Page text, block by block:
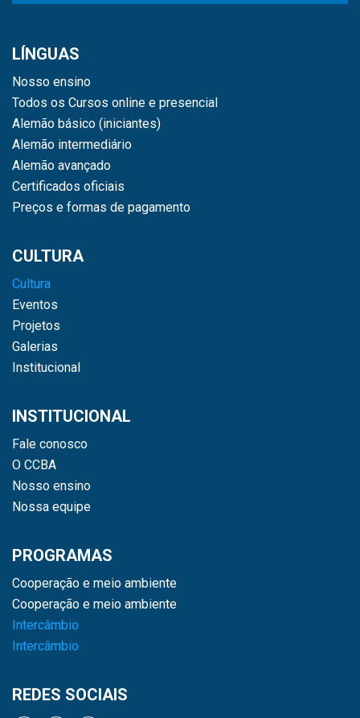
LÍNGUAS
Nosso ensino
Todos os Cursos online e presencial
Alemão básico (iniciantes)
Alemão intermediário
Alemão avançado
Certificados oficiais
Preços e formas de pagamento
CULTURA
Cultura
Eventos
Projetos
Galerias
Institucional
INSTITUCIONAL
Fale conosco
O CCBA
Nosso ensino
Nossa equipe
PROGRAMAS
Cooperação e meio ambiente
Cooperação e meio ambiente
Intercâmbio
Intercâmbio
REDES SOCIAIS